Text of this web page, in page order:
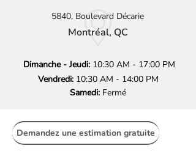
5840, Boulevard Décarie
Montréal, QC
Dimanche - Jeudi: 10:30 AM - 17:00 PM
Vendredi:10:30 AM - 14:00 PM
Samedi: Fermé
Demandez une estimation gratuite